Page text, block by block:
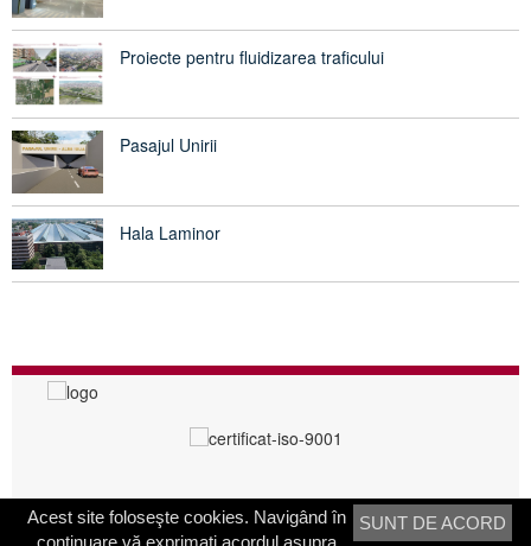
Proiecte pentru fluidizarea traficului
Pasajul Unirii
Hala Laminor
PRIMĂRIA SECTORULUI 3
SUNT DE ACORD
Acest site foloseşte cookies. Navigând în
continuare vă exprimaţi acordul asupra